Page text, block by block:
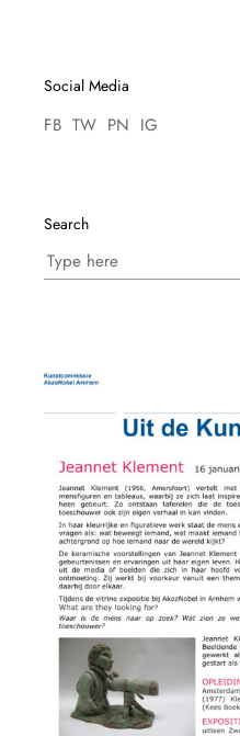
Social Media
FB TW PN IG
Search
Search
for: